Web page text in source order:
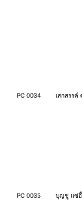
PC 0034 เสกสรรค์
PC 0035 บุญชู แซ่